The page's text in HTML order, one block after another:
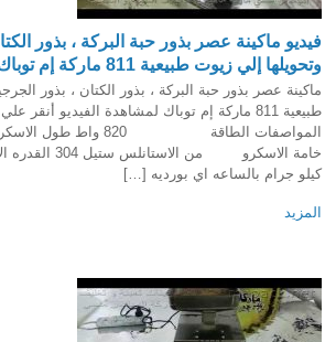
فيديو ماكينة عصر بذور حبة البركة ، بذور
وتحويلها إلي زيوت طبيعية 811 ماركة إم توباك
ماكينة عصر بذور حبة البركة ، بذور الكتان ، بذور
طبيعية 811 ماركة إم توباك لمشاهدة الفيديو
كيلو جرام بالساعه اي بورديه […]
المزيد